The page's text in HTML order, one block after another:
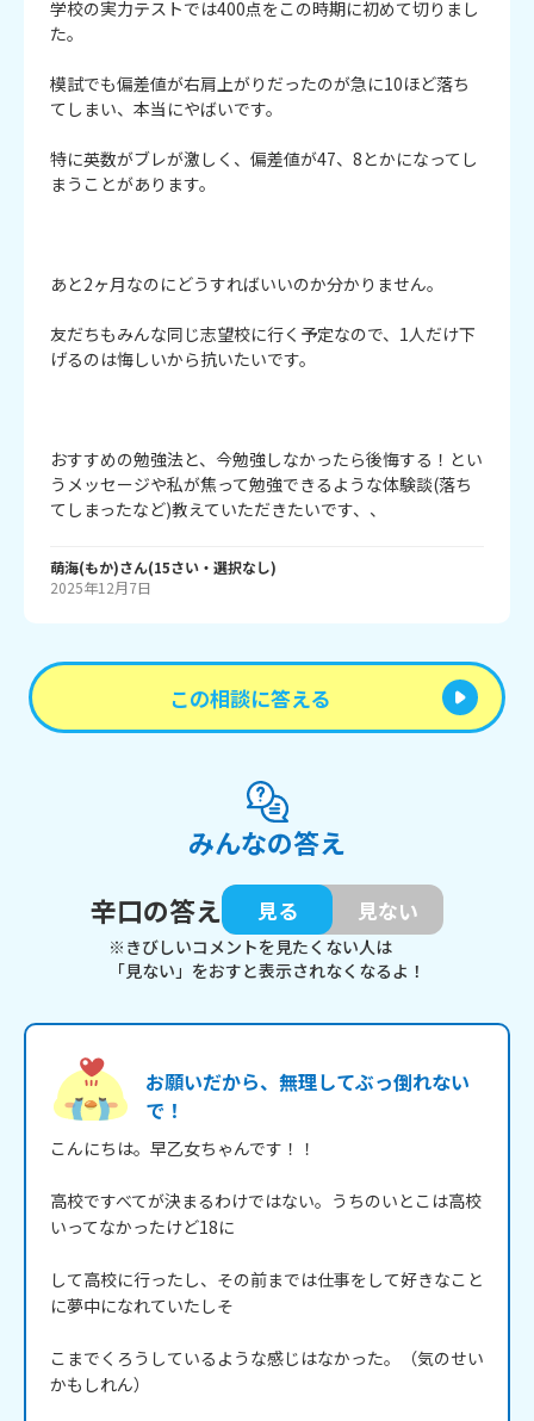
学校の実力テストでは400点をこの時期に初めて切りまし
た。
模試でも偏差値が右肩上がりだったのが急に10ほど落ち
てしまい、本当にやばいです。
特に英数がブレが激しく、偏差値が47、8とかになってし
まうことがあります。
あと2ヶ月なのにどうすればいいのか分かりません。
友だちもみんな同じ志望校に行く予定なので、1人だけ下
げるのは悔しいから抗いたいです。
おすすめの勉強法と、今勉強しなかったら後悔する！とい
うメッセージや私が焦って勉強できるような体験談(落ち
てしまったなど)教えていただきたいです、、
萌海(もか)さん(15さい・ 選択なし)
2025年12月7日
この相談に答える
みんなの答え
辛口の答え
見る 見ない
※きびしいコメントを見たくない人は
「見ない」をおすと表示されなくなるよ！
お願いだから、無理してぶっ倒れない
で！
こんにちは。早乙女ちゃんです！！
高校ですべてが決まるわけではない。うちのいとこは高校
いってなかったけど18に
して高校に行ったし、その前までは仕事をして好きなこと
に夢中になれていたしそ
こまでくろうしているような感じはなかった。（気のせい
かもしれん）